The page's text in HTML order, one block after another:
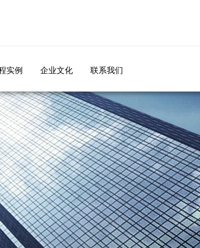
实例 企业文化 联系我们